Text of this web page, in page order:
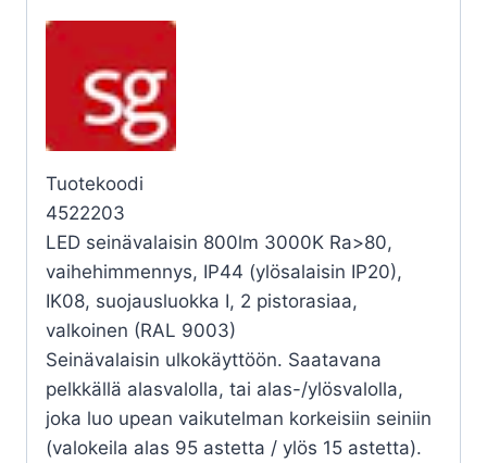
VA
Tuotekoodi
4522203
LED seinävalaisin 800lm 3000K Ra>80,
vaihehimmennys, IP44 (ylösalaisin IP20),
IK08, suojausluokka I, 2 pistorasiaa,
valkoinen (RAL 9003)
Seinävalaisin ulkokäyttöön. Saatavana
pelkkällä alasvalolla, tai alas-/ylösvalolla,
joka luo upean vaikutelman korkeisiin seiniin
(valokeila alas 95 astetta / ylös 15 astetta).